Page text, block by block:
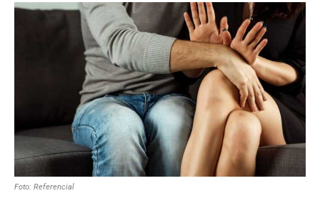
Foto: Referencial